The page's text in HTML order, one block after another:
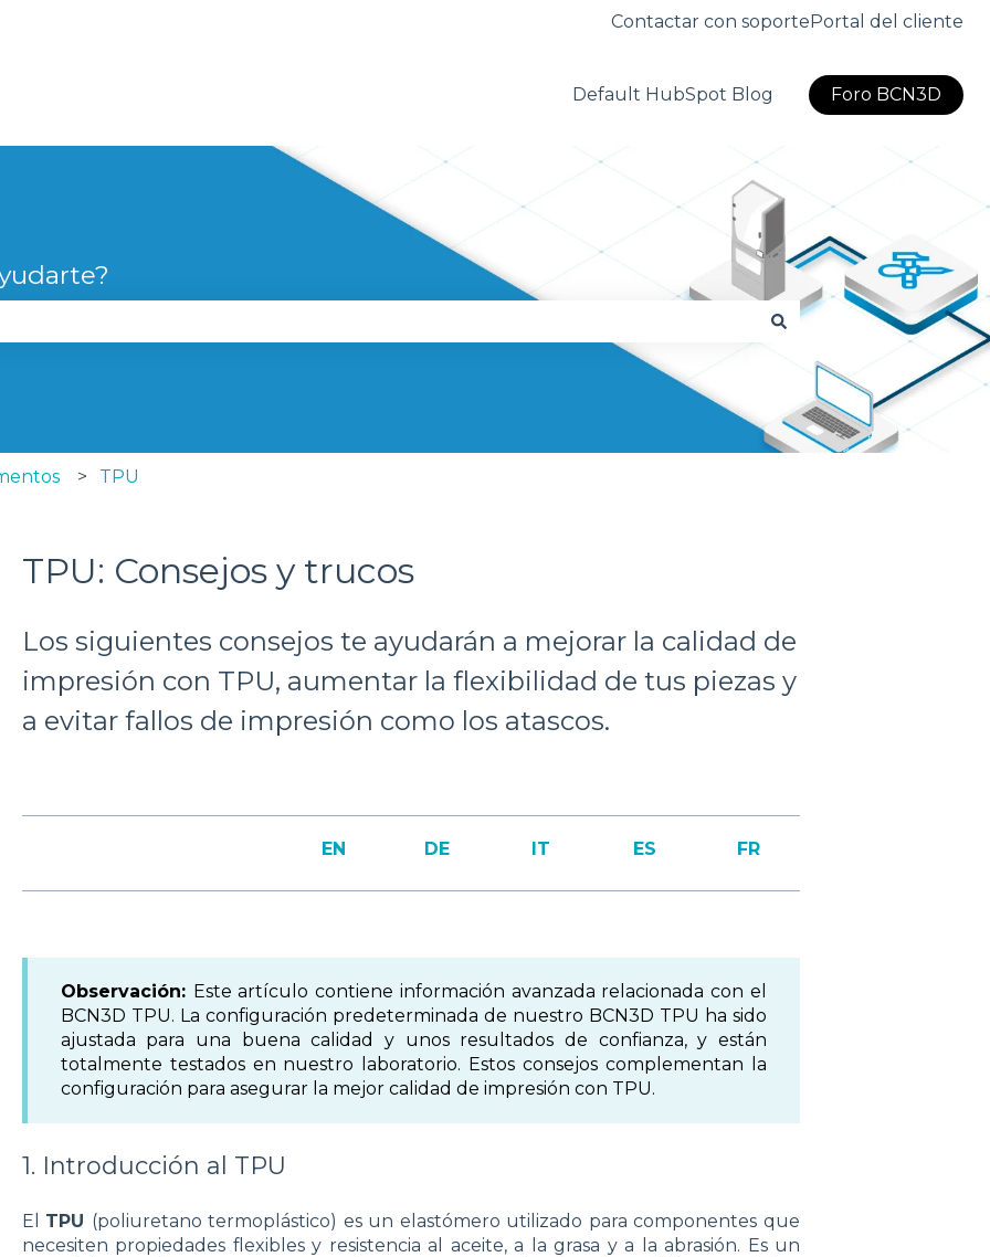
Contactar con soportePortal del cliente
Default HubSpot Blog Foro BCN3D
de búsqueda está vacío.
TPU
TPU: Consejos y trucos
Los siguientes consejos te ayudarán a mejorar la calidad de
impresión con TPU, aumentar la flexibilidad de tus piezas y
a evitar fallos de impresión como los atascos.
EN DE IT ES FR
Observación: Este artículo contiene información avanzada relacionada con el
BCN3D TPU. La configuración predeterminada de nuestro BCN3D TPU ha sido
ajustada para una buena calidad y unos resultados de confianza, y están
totalmente testados en nuestro laboratorio. Estos consejos complementan la
configuración para asegurar la mejor calidad de impresión con TPU.
1. Introducción al TPU
El TPU (poliuretano termoplástico) es un elastómero utilizado para componentes que
necesiten propiedades flexibles y resistencia al aceite, a la grasa y a la abrasión. Es un